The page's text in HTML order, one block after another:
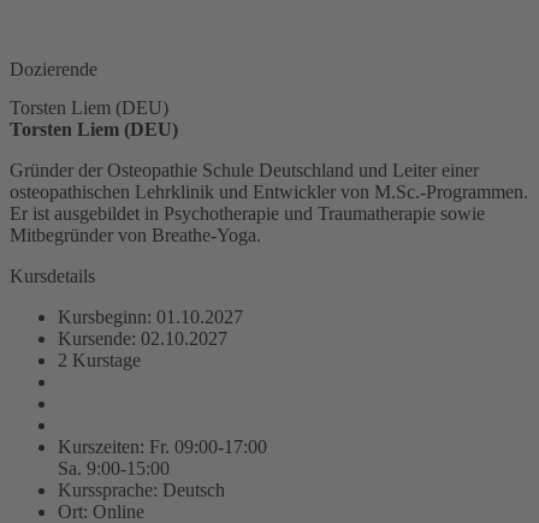
Dozierende
Torsten Liem (DEU)
Torsten Liem (DEU)
Gründer der Osteopathie Schule Deutschland und Leiter einer
osteopathischen Lehrklinik und Entwickler von M.Sc.-Programmen.
Er ist ausgebildet in Psychotherapie und Traumatherapie sowie
Mitbegründer von Breathe-Yoga.
Kursdetails
Kursbeginn: 01.10.2027
Kursende: 02.10.2027
2 Kurstage
Kurszeiten: Fr. 09:00-17:00
Sa. 9:00-15:00
Kurssprache: Deutsch
Ort: Online